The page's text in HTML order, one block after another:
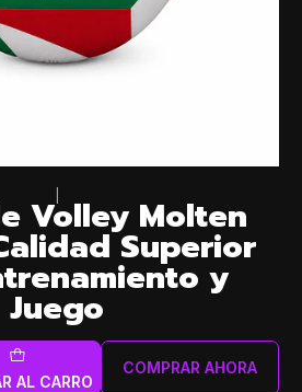
Volley Molten
Superior
y
Juego
AL CARRO
COMPRAR AHORA